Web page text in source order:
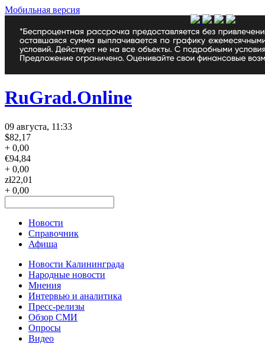
Мобильная версия
RuGrad.Online
09 августа, 11:33
$82,17
+ 0,00
€94,84
+ 0,00
zł22,01
+ 0,00
Новости
Справочник
Афиша
Новости Калининграда
Народные новости
Мнения
Интервью и аналитика
Пресс-релизы
Обзор СМИ
Опросы
Видео